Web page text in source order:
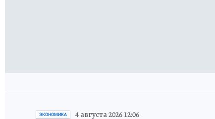
ЭКОНОМИКА 4 августа 2026 12:06